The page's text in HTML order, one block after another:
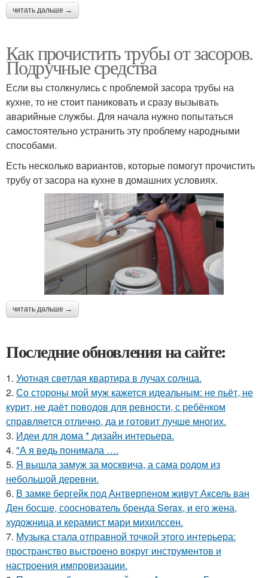
читать дальше →
Как прочистить трубы от засоров.
Подручные средства
Если вы столкнулись с проблемой засора трубы на
кухне, то не стоит паниковать и сразу вызывать
аварийные службы. Для начала нужно попытаться
самостоятельно устранить эту проблему народными
способами.
Есть несколько вариантов, которые помогут прочистить
трубу от засора на кухне в домашних условиях.
читать дальше →
Последние обновления на сайте:
1. Уютная светлая квартира в лучах солнца.
2. Со стороны мой муж кажется идеальным: не пьёт, не
курит, не даёт поводов для ревности, с ребёнком
справляется отлично, да и готовит лучше многих.
3. Идеи для дома * дизайн интерьера.
4. "А я ведь понимала ….
5. Я вышла замуж за москвича, а сама родом из
небольшой деревни.
6. В замке бергейк под Антверпеном живут Аксель ван
Ден босше, сооснователь бренда Serax, и его жена,
художница и керамист мари михилссен.
7. Музыка стала отправной точкой этого интерьера:
пространство выстроено вокруг инструментов и
настроения импровизации.